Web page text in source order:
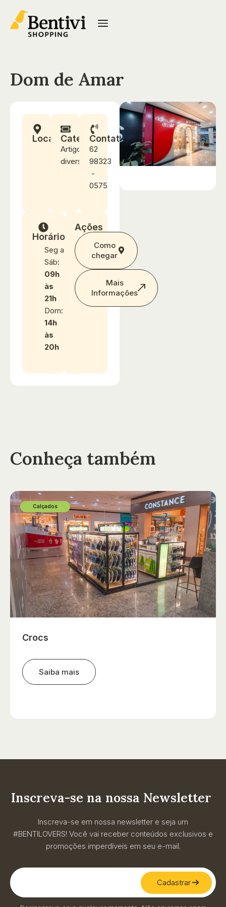
Dom de Amar
LocalizaçãoCategoria
Artigos
diversos
Contato
62
98323
-
0575
Horários
Seg a
Sáb:
09h
às
21h
Dom:
14h
às
20h
Ações
Como
chegar
Mais
Informações
Conheça também
Calçados
Crocs
Saiba mais
Inscreva-se na nossa Newsletter
Inscreva-se em nossa newsletter e seja um
#BENTILOVERS! Você vai receber conteúdos exclusivos e
promoções imperdíveis em seu e-mail.
Cadastrar